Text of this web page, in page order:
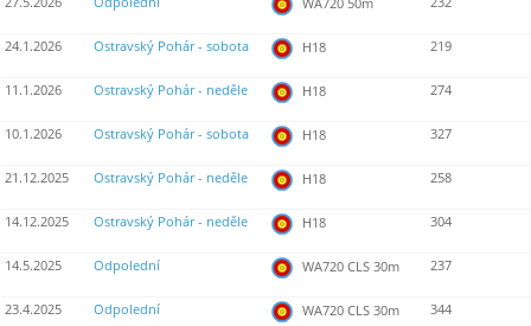
WA720 50m
24.1.2026 Ostravský Pohár - sobota H18 219
11.1.2026 Ostravský Pohár - neděle H18 274
10.1.2026 Ostravský Pohár - sobota H18 327
21.12.2025 Ostravský Pohár - neděle H18 258
14.12.2025 Ostravský Pohár - neděle H18 304
14.5.2025 Odpolední WA720 CLS 30m 237
23.4.2025 Odpolední WA720 CLS 30m 344